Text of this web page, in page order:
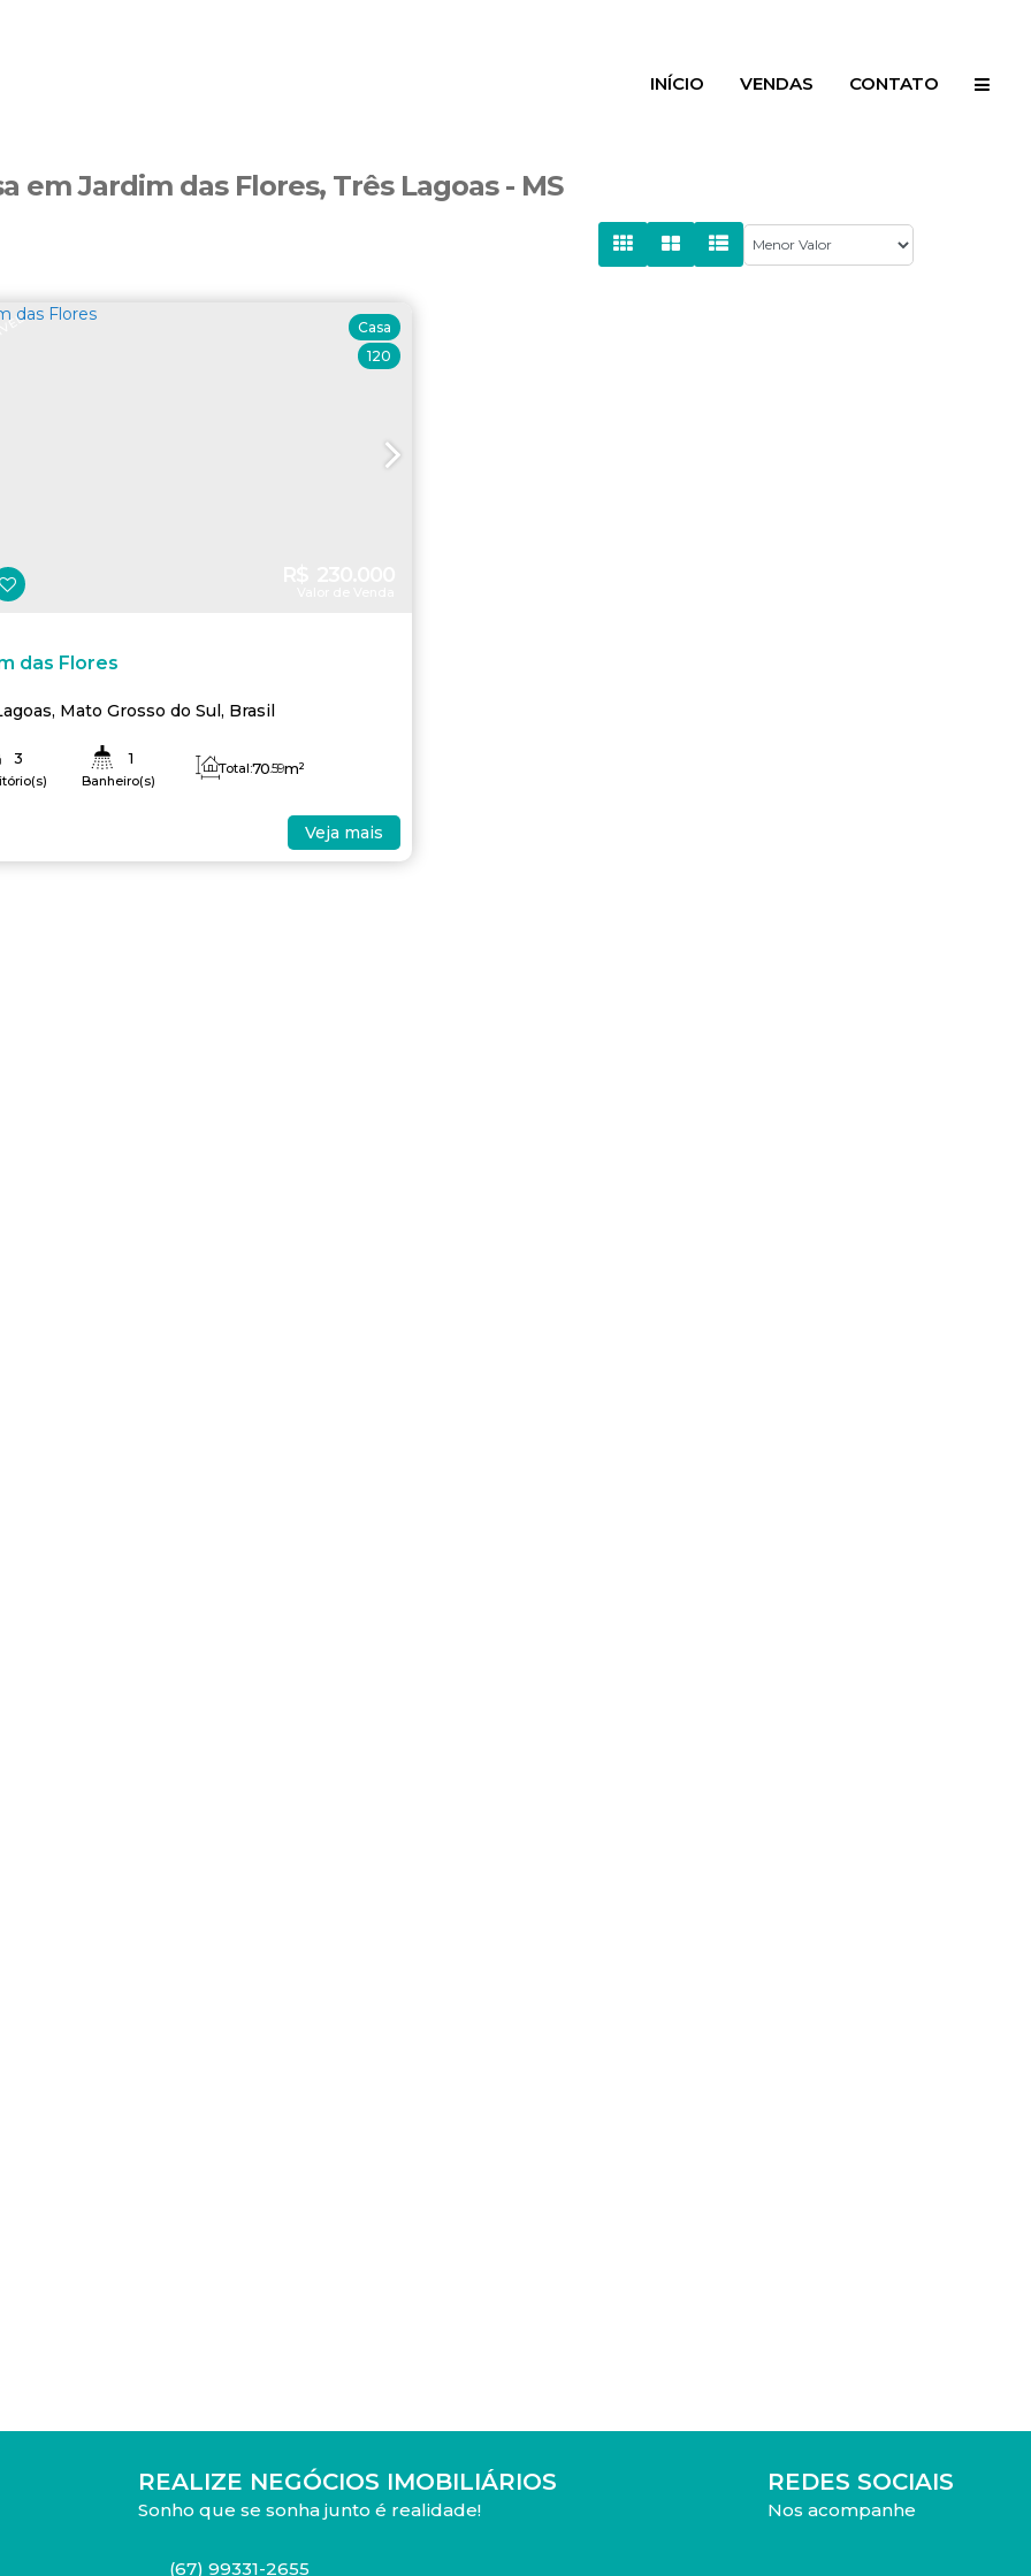
CONTATO
VENDAS
INÍCIO
em Jardim das Flores, Três Lagoas - MS
120
Casa
das Flores
, Mato Grosso do Sul, Brasil
3 1
Banheiro(s)
Total:70.59m²
Veja mais
REALIZE NEGÓCIOS IMOBILIÁRIOS
Sonho que se sonha junto é realidade!
(67) 99331-2655
REDES SOCIAIS
Nos acompanhe